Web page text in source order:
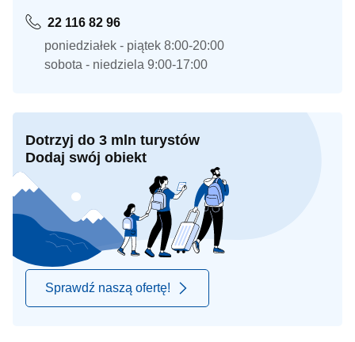
22 116 82 96
poniedziałek - piątek 8:00-20:00
sobota - niedziela 9:00-17:00
Dotrzyj do 3 mln turystów
Dodaj swój obiekt
Sprawdź naszą ofertę!